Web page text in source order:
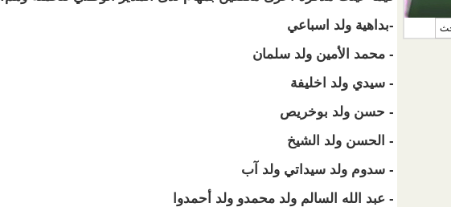
-بداهية ولد اسباعي
- محمد الأمين ولد سلمان
- سيدي ولد اخليفة
- حسن ولد بوخريص
- الحسن ولد الشيخ
- سدوم ولد سيداتي ولد آب
- عبد الله السالم ولد محمدو ولد أحمدوا